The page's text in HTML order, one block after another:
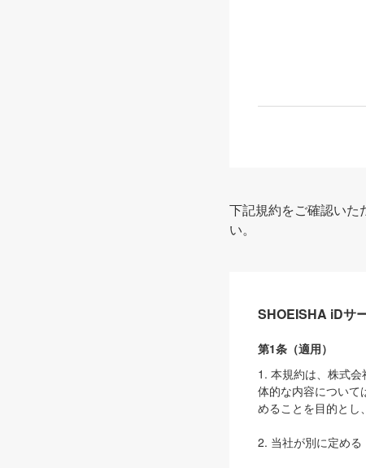
下記規約をご確認いた
い。
SHOEISHA iDサ
第1条（適用）
1. 本規約は、株式
体的な内容について
めることを目的とし
2. 当社が別に定める